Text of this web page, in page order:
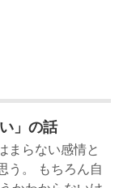
」の話
まらない感情と
う。 もちろん自